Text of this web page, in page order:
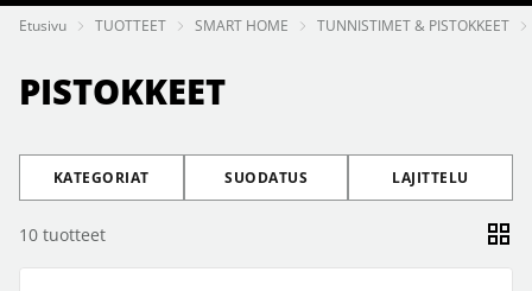
Etusivu TUOTTEET SMART HOME TUNNISTIMET & PISTOKKEET
PISTOKKEET
KATEGORIAT SUODATUS LAJITTELU
10 tuotteet